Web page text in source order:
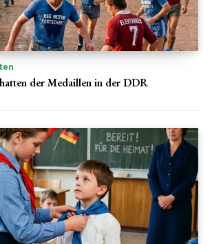
der Medaillen in der DDR